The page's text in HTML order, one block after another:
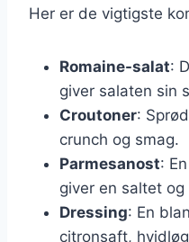
Her er de vigtigste
Romaine-salat:
giver salaten sin
Croutoner:
crunch og smag.
Parmesanost:
giver en saltet
Dressing: En
citronsaft,